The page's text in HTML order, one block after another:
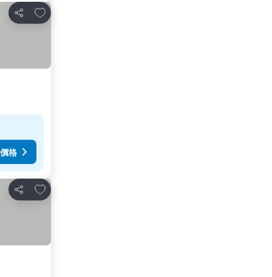
分享
放到收藏夾
格
分享
放到收藏夾